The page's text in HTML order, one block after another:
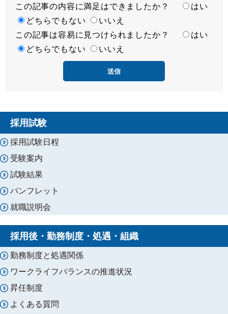
満
足
度
この記事の内容に満足はできましたか？
はい
どちらでもない
いいえ
容
易
この記事は容易に見つけられましたか？
はい
どちらでもない
いいえ
採用試験
採用試験日程
受験案内
試験結果
パンフレット
就職説明会
採用後・勤務制度・処遇・組織
勤務制度と処遇関係
ワークライフバランスの推進状況
昇任制度
よくある質問